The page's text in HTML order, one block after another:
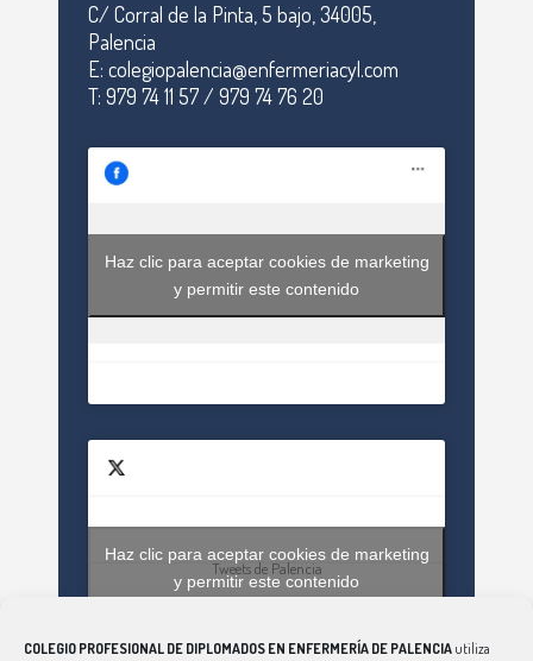
COLEGIO PROFESIONAL DE DIPLOMADOS EN ENFERMERÍA DE PALENCIA utiliza
C/ Corral de la Pinta, 5 bajo, 34005,
Palencia
E: colegiopalencia@enfermeriacyl.com
T: 979 74 11 57 / 979 74 76 20
Haz clic para aceptar cookies de marketing
y permitir este contenido
Tweets de Palencia
Haz clic para aceptar cookies de marketing
y permitir este contenido